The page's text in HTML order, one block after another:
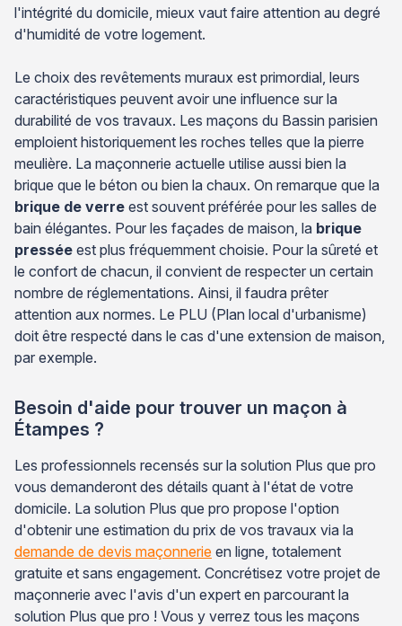
l'intégrité du domicile, mieux vaut faire attention au degré
d'humidité de votre logement.
Le choix des revêtements muraux est primordial, leurs
caractéristiques peuvent avoir une influence sur la
durabilité de vos travaux. Les maçons du Bassin parisien
emploient historiquement les roches telles que la pierre
meulière. La maçonnerie actuelle utilise aussi bien la
brique que le béton ou bien la chaux. On remarque que la
brique de verre est souvent préférée pour les salles de
bain élégantes. Pour les façades de maison, la brique
pressée est plus fréquemment choisie. Pour la sûreté et
le confort de chacun, il convient de respecter un certain
nombre de réglementations. Ainsi, il faudra prêter
attention aux normes. Le PLU (Plan local d'urbanisme)
doit être respecté dans le cas d'une extension de maison,
par exemple.
Besoin d'aide pour trouver un maçon à
Étampes ?
Les professionnels recensés sur la solution Plus que pro
vous demanderont des détails quant à l'état de votre
domicile. La solution Plus que pro propose l'option
d'obtenir une estimation du prix de vos travaux via la
demande de devis maçonnerie en ligne, totalement
gratuite et sans engagement. Concrétisez votre projet de
maçonnerie avec l'avis d'un expert en parcourant la
solution Plus que pro ! Vous y verrez tous les maçons